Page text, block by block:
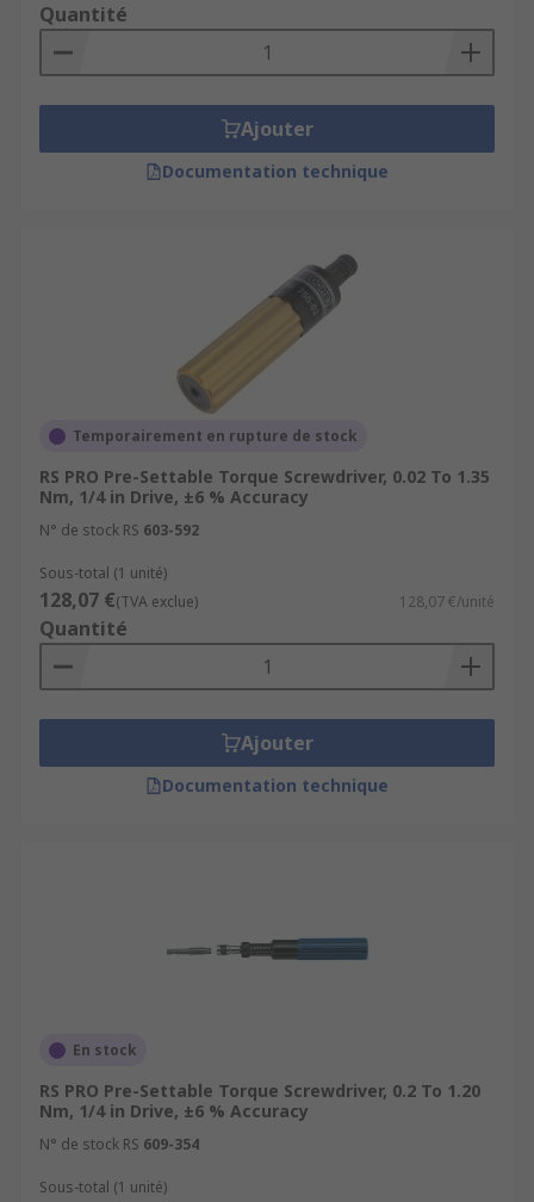
Quantité
Ajouter
Documentation technique
Temporairement en rupture de stock
RS PRO Pre-Settable Torque Screwdriver, 0.02 To 1.35
Nm, 1/4 in Drive, ±6 % Accuracy
N° de stock RS 603-592
Sous-total (1 unité)
128,07 €(TVA exclue) 128,07 €/unité
Quantité
Ajouter
Documentation technique
En stock
RS PRO Pre-Settable Torque Screwdriver, 0.2 To 1.20
Nm, 1/4 in Drive, ±6 % Accuracy
N° de stock RS 609-354
Sous-total (1 unité)